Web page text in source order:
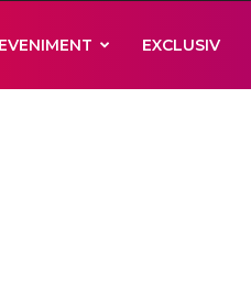
EVENIMENT EXCLUSIV